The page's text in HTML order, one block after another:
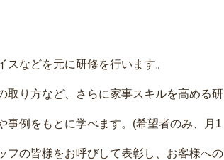
などを元に研修を行います。
取り方など、さらに家事スキルを高める研
事例をもとに学べます。(希望者のみ、月1
フの皆様をお呼びして表彰し、お客様への